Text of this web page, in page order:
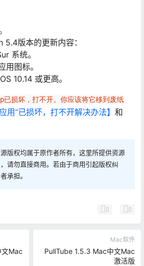
5.4版本的更新内容：
系统。
用图标。
10.14 或更高。
已损坏，打不开。你应该将它移到废纸
用”已损坏，打不开解决办法】 和
版权均属于原作者所有，这里所提供资源
请勿直接商用。若由于商用引起版权纠
承担。
0 0
Mac
Mac软件
PullTube 1.5.3 Mac中文Mac
激活版